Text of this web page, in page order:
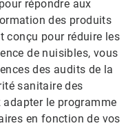
répondre aux
des produits
conçu pour réduire les
de nuisibles, vous
des audits de la
sanitaire des
le programme
en fonction de vos